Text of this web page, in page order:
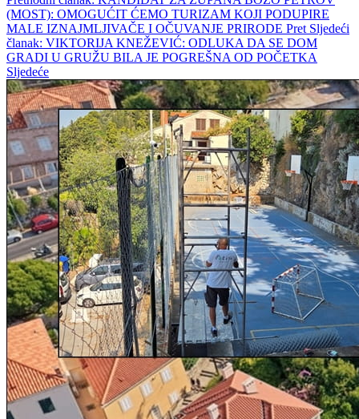
(MOST): OMOGUĆIT ĆEMO TURIZAM KOJI PODUPIRE
MALE IZNAJMLJIVAČE I OČUVANJE PRIRODE Pret Sljedeći
članak: VIKTORIJA KNEŽEVIĆ: ODLUKA DA SE DOM
GRADI U GRUŽU BILA JE POGREŠNA OD POČETKA
Sljedeće